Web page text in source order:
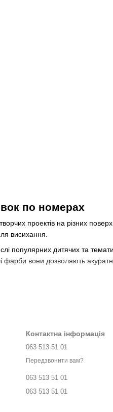
по номерах
проектів на різних
висихання.
популярних дитячих та
вони дозволяють
та стирання.
Контактна інформація
063 513 51 01
Передзвонити вам?
063 513 51 01
063 513 51 01